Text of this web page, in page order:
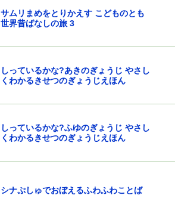
サムリまめをとりかえす こどものとも
世界昔ばなしの旅 3
しっているかな?あきのぎょうじ やさし
くわかるきせつのぎょうじえほん
しっているかな?ふゆのぎょうじ やさし
くわかるきせつのぎょうじえほん
シナぷしゅでおぼえるふわふわことば